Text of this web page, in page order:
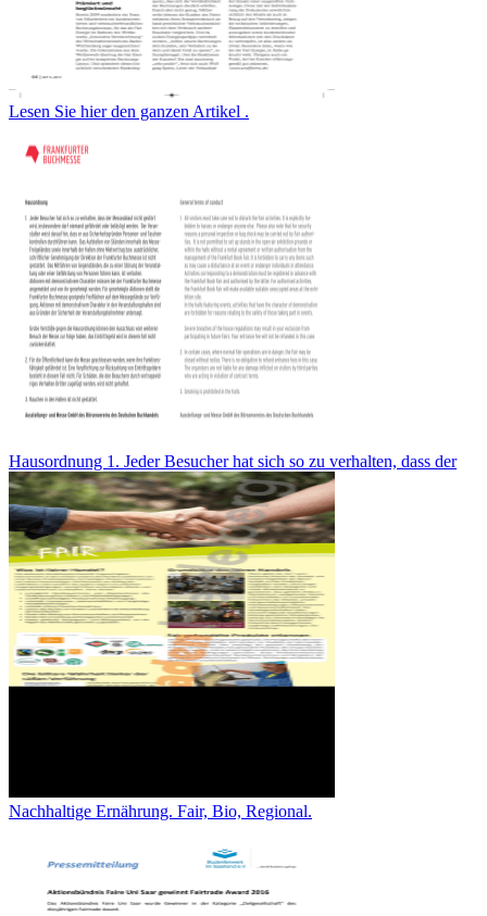
Lesen Sie hier den ganzen Artikel .
Hausordnung 1. Jeder Besucher hat sich so zu verhalten, dass der
Nachhaltige Ernährung. Fair, Bio, Regional.